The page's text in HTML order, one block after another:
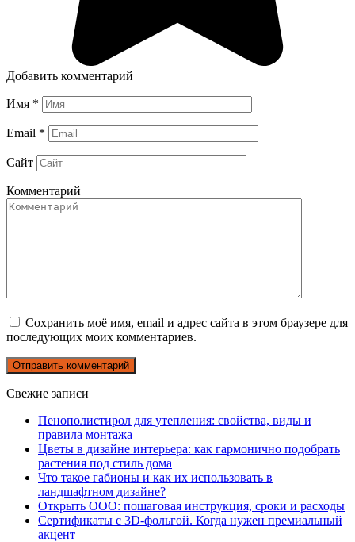
Добавить комментарий
Имя *
Email *
Сайт
Комментарий
Сохранить моё имя, email и адрес сайта в этом браузере для
последующих моих комментариев.
Свежие записи
Пенополистирол для утепления: свойства, виды и
правила монтажа
Цветы в дизайне интерьера: как гармонично подобрать
растения под стиль дома
Что такое габионы и как их использовать в
ландшафтном дизайне?
Открыть ООО: пошаговая инструкция, сроки и расходы
Сертификаты с 3D-фольгой. Когда нужен премиальный
акцент